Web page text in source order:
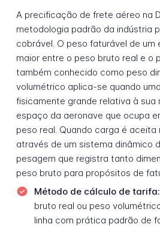
A precificação de frete aéreo na
metodologia padrão da indústria
cobrável. O peso faturável de um
maior entre o peso bruto real e o
também conhecido como peso
volumétrico aplica-se quando
fisicamente grande relativa à sua
espaço da aeronave que ocupa
peso real. Quando carga é aceita
através de um sistema dinâmico
pesagem que registra tanto
peso bruto para propósitos de
Método de cálculo de tarifa:
bruto real ou peso
linha com prática padrão de